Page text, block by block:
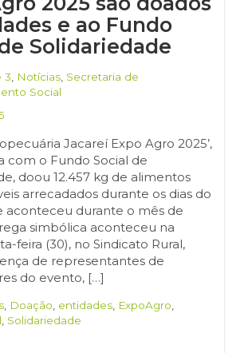
e ao Fundo
Solidariedade
3 Notícias Secretaria de
Social
Jacareí Expo Agro 2025’,
com o Fundo Social de
doou 12.457 kg de alimentos
arrecadados durante os dias do
aconteceu durante o mês de
simbólica aconteceu na
feira (30), no Sindicato Rural,
de representantes de
do evento, […]
Doação entidades ExpoAgro
Solidariedade